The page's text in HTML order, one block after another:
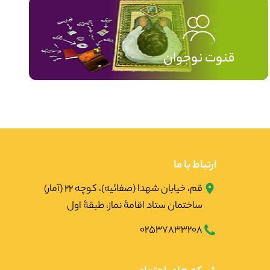
قنوت نوجوان
ارتباط با ما
قم، خیابان شهدا (صفائیه)، کوچه ۲۲ (آمار)
ساختمان ستاد اقامۀ نماز، طبقۀ اول
02537833208